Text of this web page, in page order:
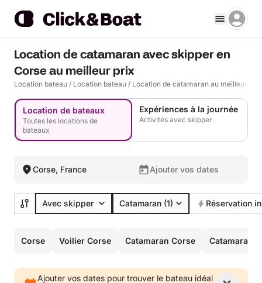
Location de catamaran avec skipper en
Corse au meilleur prix
Location bateau / Location bateau / Location de catamaran au meilleur prix
Location de bateaux
Toutes les locations de
bateaux
Expériences à la journée
Activités avec skipper
Corse, France Ajouter vos dates
Avec skipper Catamaran (1) Réservation
Corse Voilier Corse Catamaran Corse Catamaran
Ajouter vos dates pour trouver le bateau idéal